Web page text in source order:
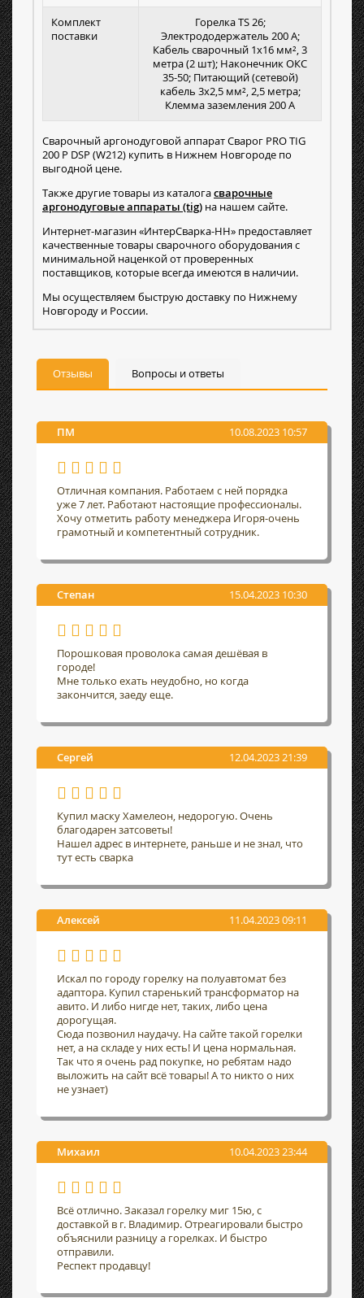
Комплект
поставки
Горелка TS 26;
Электрододержатель 200 А;
Кабель сварочный 1х16 мм², 3
метра (2 шт); Наконечник ОКС
35-50; Питающий (сетевой)
кабель 3х2,5 мм², 2,5 метра;
Клемма заземления 200 А
Сварочный аргонодуговой аппарат Сварог PRO TIG
200 P DSP (W212) купить в Нижнем Новгороде по
выгодной цене.
Также другие товары из каталогасварочные
аргонодуговые аппараты (tig) на нашем сайте.
Интернет-магазин «ИнтерСварка-НН» предоставляет
качественные товары сварочного оборудования с
минимальной наценкой от проверенных
поставщиков, которые всегда имеются в наличии.
Мы осуществляем быструю доставку по Нижнему
Новгороду и России.
Отзывы Вопросы и ответы
ПМ 10.08.2023 10:57
Отличная компания. Работаем с ней порядка
уже 7 лет. Работают настоящие профессионалы.
Хочу отметить работу менеджера Игоря-очень
грамотный и компетентный сотрудник.
Степан 15.04.2023 10:30
Порошковая проволока самая дешёвая в
городе!
Мне только ехать неудобно, но когда
закончится, заеду еще.
Сергей 12.04.2023 21:39
Купил маску Хамелеон, недорогую. Очень
благодарен затсоветы!
Нашел адрес в интернете, раньше и не знал, что
тут есть сварка
Алексей 11.04.2023 09:11
Искал по городу горелку на полуавтомат без
адаптора. Купил старенький трансформатор на
авито. И либо нигде нет, таких, либо цена
дорогущая.
Сюда позвонил наудачу. На сайте такой горелки
нет, а на складе у них есть! И цена нормальная.
Так что я очень рад покупке, но ребятам надо
выложить на сайт всё товары! А то никто о них
не узнает)
Михаил 10.04.2023 23:44
Всё отлично. Заказал горелку миг 15ю, с
доставкой в г. Владимир. Отреагировали быстро
объяснили разницу а горелках. И быстро
отправили.
Респект продавцу!